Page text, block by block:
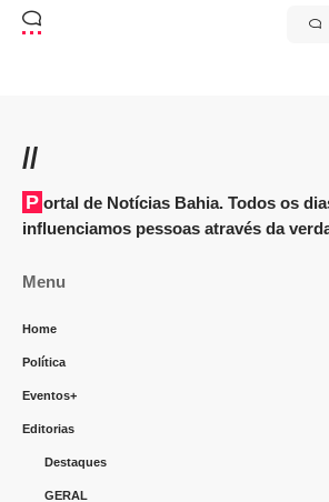
//
Portal de Notícias Bahia. Todos os dias Informamos e
influenciamos pessoas através da
Menu
Home
Política
Eventos+
Editorias
Destaques
GERAL